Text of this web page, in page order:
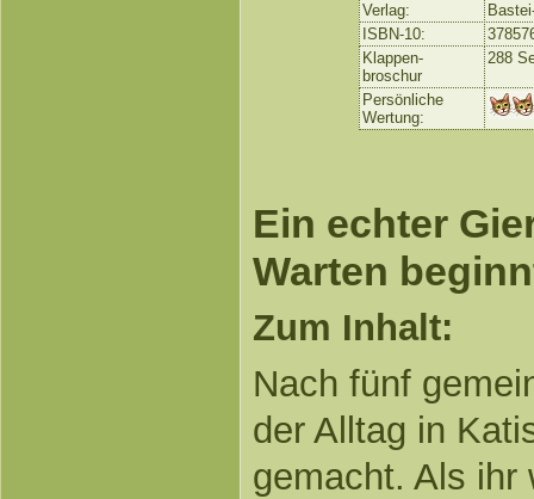
Verlag:
ISBN-10:
Klappen-
broschur
288
Persönliche
Wertung:
Ein echter
Warten
Zum Inhalt:
Nach fünf
der Alltag in
gemacht. Als ihr